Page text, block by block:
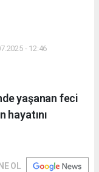
- 12:46
yaşanan feci
hayatını
OL